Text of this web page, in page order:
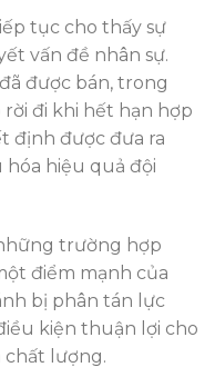
tục cho thấy sự
vấn đề nhân sự.
được bán, trong
rời đi khi hết hạn hợp
định được đưa ra
hóa hiệu quả đội
trường hợp
điểm mạnh của
bị phân tán lực
kiện thuận lợi cho
chất lượng.